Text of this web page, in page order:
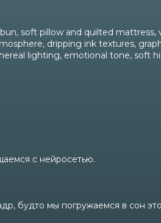
soft pillow and quilted mattress,
dripping ink textures,
lighting, emotional tone, soft
с нейросетью.
будто мы погружаемся в сон